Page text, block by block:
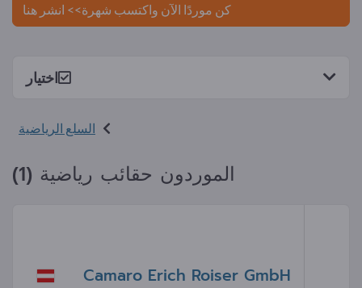
كن موردًا الآن واكتسب شهرة>> انشر هنا
اختيار
السلع الرياضية
الموردون حقائب رياضية (1)
Camaro Erich Roiser GmbH